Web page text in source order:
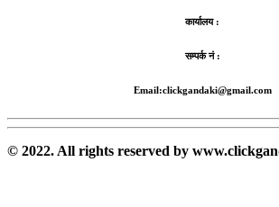
कार्यालय :
सम्पर्क नं :
Email:clickgandaki@gmail.com
© 2022. All rights reserved by